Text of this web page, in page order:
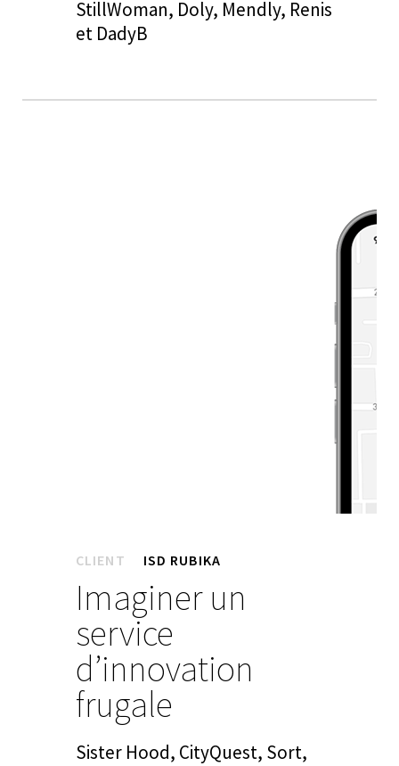
StillWoman, Doly, Mendly, Renis
et DadyB
CLIENT ISD RUBIKA
Imaginer un
service
d’innovation
frugale
Sister Hood, CityQuest, Sort,